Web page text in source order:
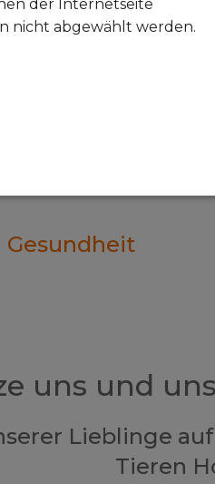
Gesundheit
uns und
Lieblinge
Tieren
der Internetseite
nicht abgewählt werden.